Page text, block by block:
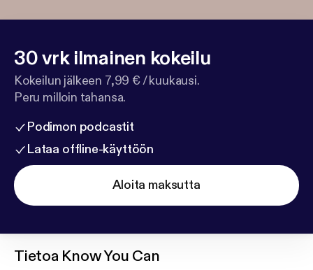
30 vrk ilmainen kokeilu
Kokeilun jälkeen 7,99 € / kuukausi.
Peru milloin tahansa.
Podimon podcastit
Lataa offline-käyttöön
Aloita maksutta
Tietoa Know You Can